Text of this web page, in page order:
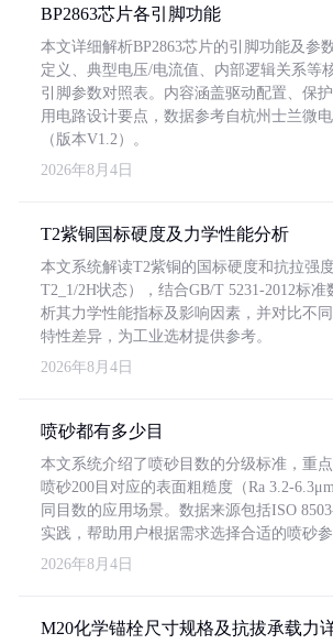
BP2863芯片各引脚功能
本文详细解析BP2863芯片的引脚功能及参
定义、典型电压/电流值、内部逻辑关系等
引脚参数对照表。内容涵盖驱动配置、保
用电路设计要点，数据参考自杭州士兰微
（版本V1.2）。
2026年8月4日
T2紫铜国标硬度及力学性能分析
本文系统解读T2紫铜的国标硬度和抗拉强
T2_1/2H状态），结合GB/T 5231-2012标准
析其力学性能指标及影响因素，并对比不
特性差异，为工业选材提供参考。
2026年8月4日
喷砂都有多少目
本文系统介绍了喷砂目数的分级标准，重
喷砂200目对应的表面粗糙度（Ra 3.2-
同目数的应用场景。数据来源包括ISO
实践，帮助用户根据需求选择合适的喷砂参
2026年8月4日
M20化学锚栓尺寸规格及抗拔承载力